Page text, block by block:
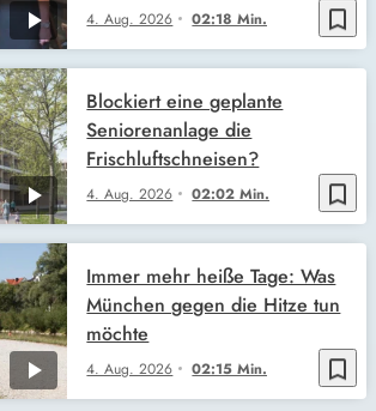
bookmark_border
4. Aug. 2026 02:18 Min.
bookmark_border
4. Aug. 2026 02:02 Min.
Blockiert eine geplante
Seniorenanlage die
Frischluftschneisen?
bookmark_border
4. Aug. 2026 02:15 Min.
Immer mehr heiße Tage: Was
München gegen die Hitze tun
möchte